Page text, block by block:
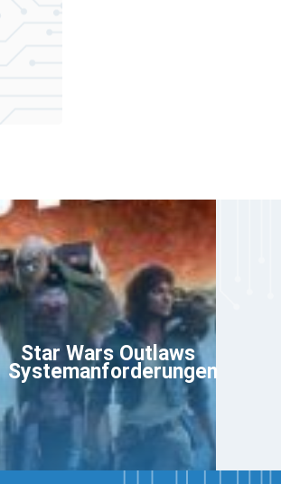
Star Wars Outlaws
Systemanforderungen